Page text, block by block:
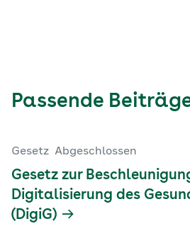
Passende
Gesetz Abgeschlossen
Gesetz zur
Digitalisierung des
(DigiG)